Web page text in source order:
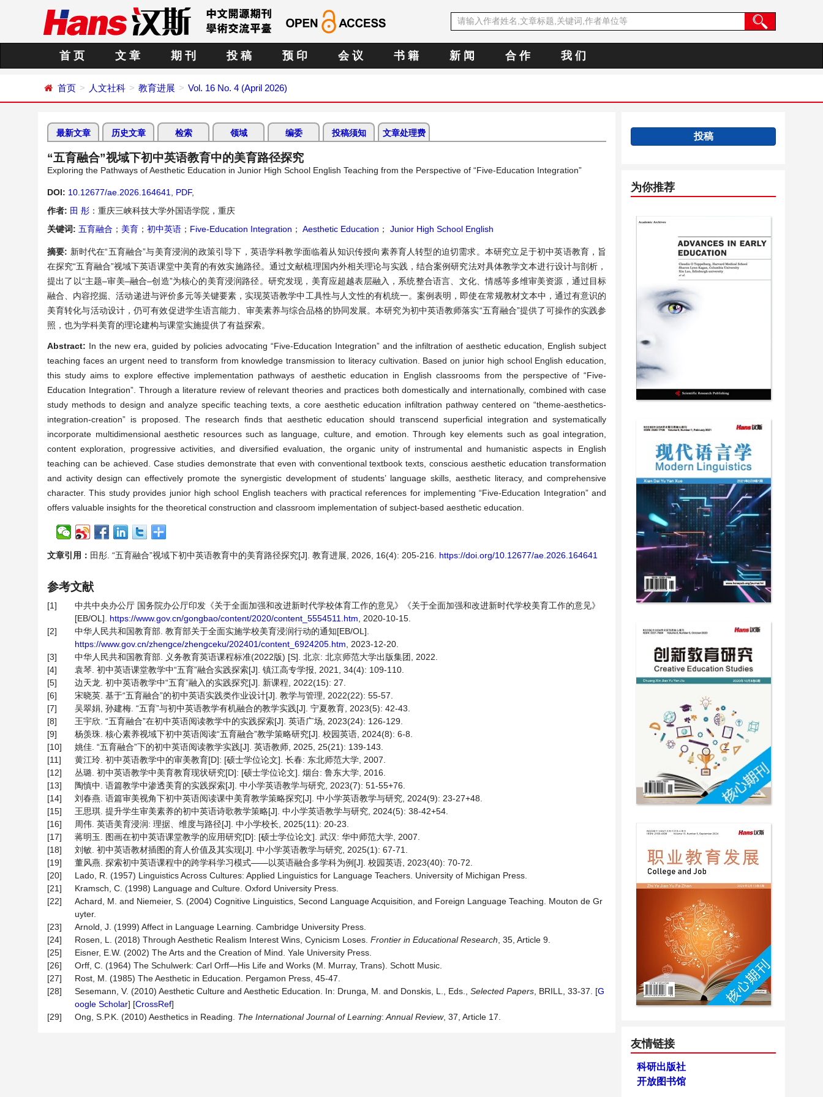
首 页 文 章 期 刊 投 稿 预 印 会 议 书 籍 新 闻 合 作 我 们
首页 人文社科 教育进展 Vol. 16 No. 4 (April 2026)
最新文章 历史文章 检索 领域 编委 投稿须知 文章处理费
“五育融合”视域下初中英语教育中的美育路径探究
Exploring the Pathways of Aesthetic Education in Junior High School English Teaching from the Perspective of “Five-Education Integration”
DOI: 10.12677/ae.2026.164641 PDF,
作者: 田 彤 ：重庆三峡科技大学外国语学院，重庆
关键词: 五育融合 ； 美育 ； 初中英语 ； Five-Education Integration ； Aesthetic Education ； Junior High School English
摘要: 新时代在“五育融合”与美育浸润的政策引导下，英语学科教学面临着从知识传授向素养育人转型的迫切需求。本研究立足于初中英语教育，旨
在探究“五育融合”视域下英语课堂中美育的有效实施路径。通过文献梳理国内外相关理论与实践，结合案例研究法对具体教学文本进行设计与剖析，
提出了以“主题–审美–融合–创造”为核心的美育浸润路径。研究发现，美育应超越表层融入，系统整合语言、文化、情感等多维审美资源，通过目标
融合、内容挖掘、活动递进与评价多元等关键要素，实现英语教学中工具性与人文性的有机统一。案例表明，即使在常规教材文本中，通过有意识的
美育转化与活动设计，仍可有效促进学生语言能力、审美素养与综合品格的协同发展。本研究为初中英语教师落实“五育融合”提供了可操作的实践参
照，也为学科美育的理论建构与课堂实施提供了有益探索。
Abstract: In the new era, guided by policies advocating “Five-Education Integration” and the infiltration of aesthetic education, English subject
teaching faces an urgent need to transform from knowledge transmission to literacy cultivation. Based on junior high school English education,
this study aims to explore effective implementation pathways of aesthetic education in English classrooms from the perspective of “Five-
Education Integration”. Through a literature review of relevant theories and practices both domestically and internationally, combined with case
study methods to design and analyze specific teaching texts, a core aesthetic education infiltration pathway centered on “theme-aesthetics-
integration-creation” is proposed. The research finds that aesthetic education should transcend superficial integration and systematically
incorporate multidimensional aesthetic resources such as language, culture, and emotion. Through key elements such as goal integration,
content exploration, progressive activities, and diversified evaluation, the organic unity of instrumental and humanistic aspects in English
teaching can be achieved. Case studies demonstrate that even with conventional textbook texts, conscious aesthetic education transformation
and activity design can effectively promote the synergistic development of students’ language skills, aesthetic literacy, and comprehensive
character. This study provides junior high school English teachers with practical references for implementing “Five-Education Integration” and
offers valuable insights for the theoretical construction and classroom implementation of subject-based aesthetic education.
文章引用： 田彤. “五育融合”视域下初中英语教育中的美育路径探究[J]. 教育进展, 2026, 16(4): 205-216. https://doi.org/10.12677/ae.2026.164641
参考文献
[1]
中共中央办公厅 国务院办公厅印发《关于全面加强和改进新时代学校体育工作的意见》《关于全面加强和改进新时代学校美育工作的意见》
[EB/OL]. https://www.gov.cn/gongbao/content/2020/content_5554511.htm , 2020-10-15.
[2]
中华人民共和国教育部. 教育部关于全面实施学校美育浸润行动的通知[EB/OL].
https://www.gov.cn/zhengce/zhengceku/202401/content_6924205.htm , 2023-12-20.
[3]
中华人民共和国教育部. 义务教育英语课程标准(2022版) [S]. 北京: 北京师范大学出版集团, 2022.
[4]
袁琴. 初中英语课堂教学中“五育”融合实践探索[J]. 镇江高专学报, 2021, 34(4): 109-110.
[5]
边天龙. 初中英语教学中“五育”融入的实践探究[J]. 新课程, 2022(15): 27.
[6]
宋晓英. 基于“五育融合”的初中英语实践类作业设计[J]. 教学与管理, 2022(22): 55-57.
[7]
吴翠娟, 孙建梅. “五育”与初中英语教学有机融合的教学实践[J]. 宁夏教育, 2023(5): 42-43.
[8]
王宇欣. “五育融合”在初中英语阅读教学中的实践探索[J]. 英语广场, 2023(24): 126-129.
[9]
杨羡珠. 核心素养视域下初中英语阅读“五育融合”教学策略研究[J]. 校园英语, 2024(8): 6-8.
[10]
姚佳. “五育融合”下的初中英语阅读教学实践[J]. 英语教师, 2025, 25(21): 139-143.
[11]
黄江玲. 初中英语教学中的审美教育[D]: [硕士学位论文]. 长春: 东北师范大学, 2007.
[12]
丛璐. 初中英语教学中美育教育现状研究[D]: [硕士学位论文]. 烟台: 鲁东大学, 2016.
[13]
陶慎中. 语篇教学中渗透美育的实践探索[J]. 中小学英语教学与研究, 2023(7): 51-55+76.
[14]
刘春燕. 语篇审美视角下初中英语阅读课中美育教学策略探究[J]. 中小学英语教学与研究, 2024(9): 23-27+48.
[15]
王思琪. 提升学生审美素养的初中英语诗歌教学策略[J]. 中小学英语教学与研究, 2024(5): 38-42+54.
[16]
周伟. 英语美育浸润: 理据、维度与路径[J]. 中小学校长, 2025(11): 20-23.
[17]
蒋明玉. 图画在初中英语课堂教学的应用研究[D]: [硕士学位论文]. 武汉: 华中师范大学, 2007.
[18]
刘敏. 初中英语教材插图的育人价值及其实现[J]. 中小学英语教学与研究, 2025(1): 67-71.
[19]
董风燕. 探索初中英语课程中的跨学科学习模式——以英语融合多学科为例[J]. 校园英语, 2023(40): 70-72.
[20]
Lado, R. (1957) Linguistics Across Cultures: Applied Linguistics for Language Teachers. University of Michigan Press.
[21]
Kramsch, C. (1998) Language and Culture. Oxford University Press.
[22]
Achard, M. and Niemeier, S. (2004) Cognitive Linguistics, Second Language Acquisition, and Foreign Language Teaching. Mouton de Gr
uyter.
[23]
Arnold, J. (1999) Affect in Language Learning. Cambridge University Press.
[24]
Rosen, L. (2018) Through Aesthetic Realism Interest Wins, Cynicism Loses. Frontier in Educational Research , 35, Article 9.
[25]
Eisner, E.W. (2002) The Arts and the Creation of Mind. Yale University Press.
[26]
Orff, C. (1964) The Schulwerk: Carl Orff—His Life and Works (M. Murray, Trans). Schott Music.
[27]
Rost, M. (1985) The Aesthetic in Education. Pergamon Press, 45-47.
[28]
Sesemann, V. (2010) Aesthetic Culture and Aesthetic Education. In: Drunga, M. and Donskis, L., Eds., Selected Papers , BRILL, 33-37. [G
oogle Scholar] [CrossRef]
[29]
Ong, S.P.K. (2010) Aesthetics in Reading. The International Journal of Learning: Annual Review, 37, Article 17.
投稿
为你推荐
友情链接
科研出版社
开放图书馆